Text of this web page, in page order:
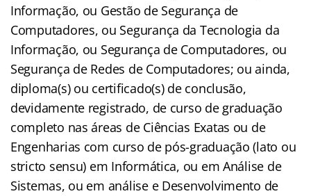
Informação, ou Gestão de Segurança de
Computadores, ou Segurança da Tecnologia da
Informação, ou Segurança de Computadores, ou
Segurança de Redes de Computadores; ou ainda,
diploma(s) ou certificado(s) de conclusão,
devidamente registrado, de curso de graduação
completo nas áreas de Ciências Exatas ou de
Engenharias com curso de pós-graduação (lato ou
stricto sensu) em Informática, ou em Análise de
Sistemas, ou em análise e Desenvolvimento de